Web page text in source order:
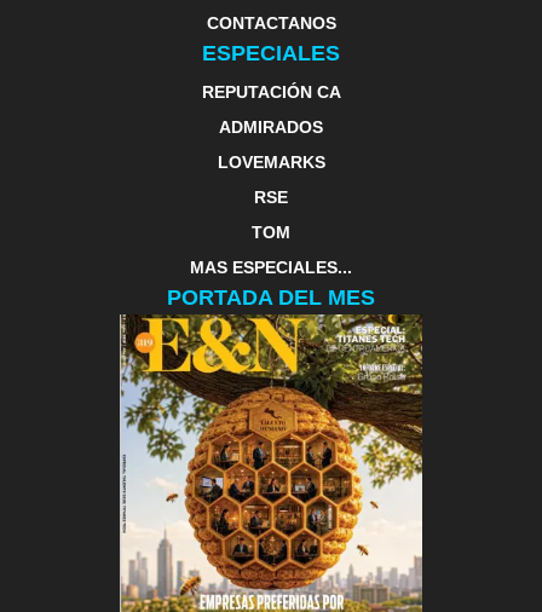
CONTACTANOS
ESPECIALES
REPUTACIÓN CA
ADMIRADOS
LOVEMARKS
RSE
TOM
MAS ESPECIALES...
PORTADA DEL MES